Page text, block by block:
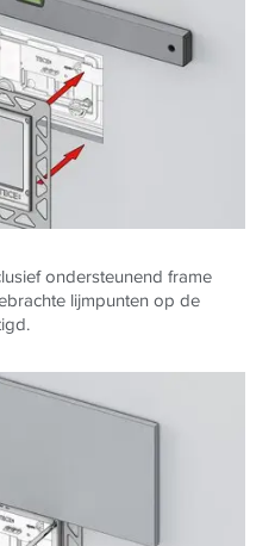
ondersteunend frame
lijmpunten op de